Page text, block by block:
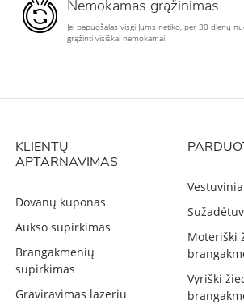
Nemokamas grąžinimas
Jei papuošalas visgi Jums netiko, per 30 dienų
grąžinti visiškai nemokamai.
KLIENTŲ
APTARNAVIMAS
Dovanų kuponas
Aukso supirkimas
Brangakmenių
supirkimas
Graviravimas lazeriu
Moteriški
Vyriški